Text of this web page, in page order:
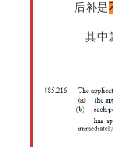
后补是
其中